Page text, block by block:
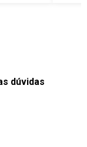
dúvidas